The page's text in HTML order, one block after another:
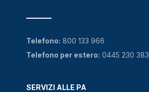
SERVIZI ALLE PA
Telefono: 800 133 966
Telefono per estero: 0445 230 383